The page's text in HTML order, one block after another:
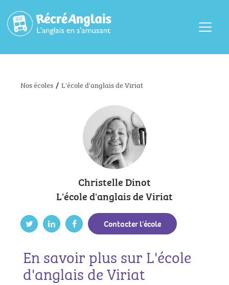
Menu
Nos écoles / L'école d'anglais de Viriat
Christelle Dinot
L'école d'anglais de Viriat
Contacter l'école
En savoir plus sur L'école
d'anglais de Viriat